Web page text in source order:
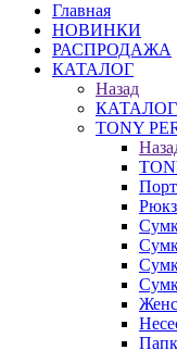
Главная
НОВИНКИ
РАСПРОДАЖА
КАТАЛОГ
Назад
КАТАЛОГ
TONY